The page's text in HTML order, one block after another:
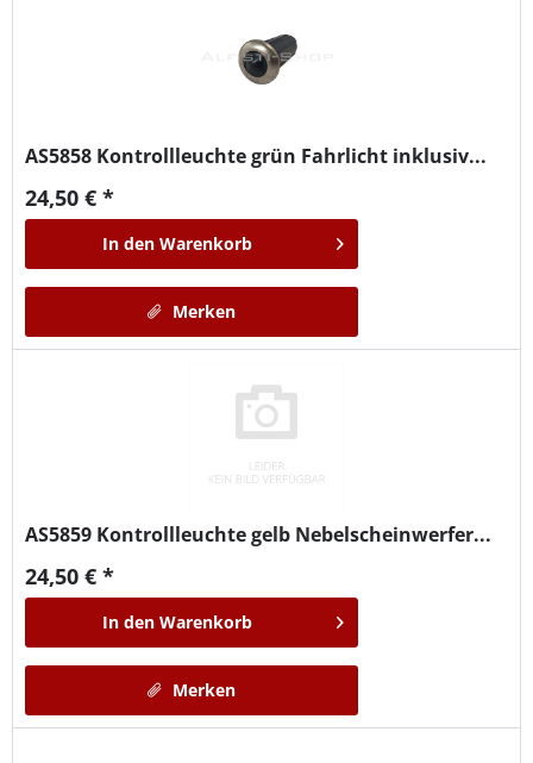
AS5858 Kontrollleuchte grün Fahrlicht inklusiv...
24,50 € *
In den Warenkorb
Merken
AS5859 Kontrollleuchte gelb Nebelscheinwerfer...
24,50 € *
In den Warenkorb
Merken